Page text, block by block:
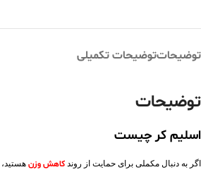
توضیحاتتوضیحات تکمیلی
توضیحات
اسلیم کر چیست
اگر به دنبال مکملی برای حمایت از روند کاهش وزن هستید،